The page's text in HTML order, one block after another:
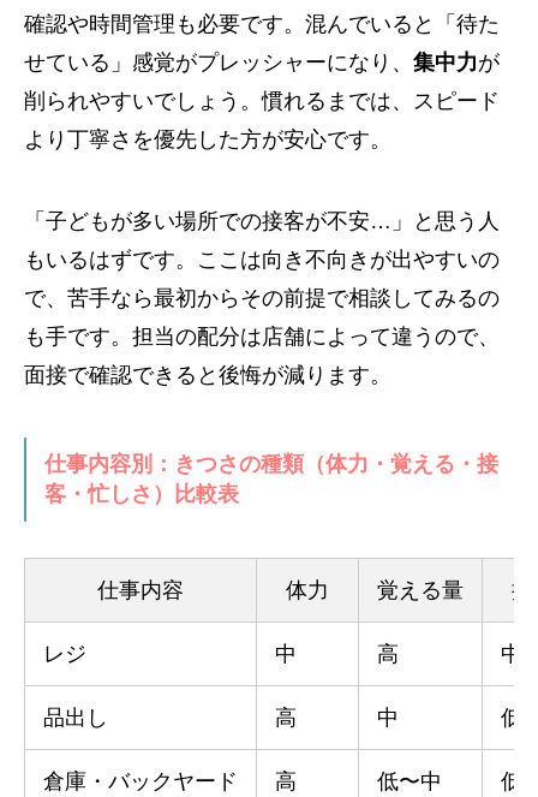
確認や時間管理も必要です。混んでいると「待た
せている」感覚がプレッシャーになり、 集中力が
削られやすいでしょう。慣れるまでは、スピード
より丁寧さを優先した方が安心です。
「子どもが多い場所での接客が不安…」と思う人
もいるはずです。ここは向き不向きが出やすいの
で、苦手なら最初からその前提で相談してみるの
も手です。担当の配分は店舗によって違うので、
面接で確認できると後悔が減ります。
仕事内容別：きつさの種類（体力・覚える・接
客・忙しさ）比較表
仕事内容 体力 覚える量 接
レジ 中 高 中
品出し 高 中 低
倉庫・バックヤード 高 低〜中 低